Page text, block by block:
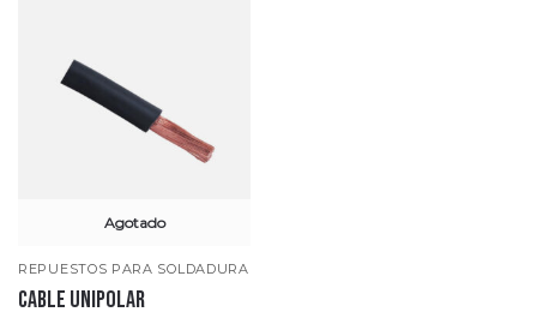
Agotado
REPUESTOS PARA SOLDADURA
Cable unipolar